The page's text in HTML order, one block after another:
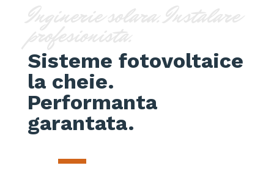
Inginerie solara. Instalare
profesionista.
Sisteme fotovoltaice
la cheie.
Performanta
garantata.